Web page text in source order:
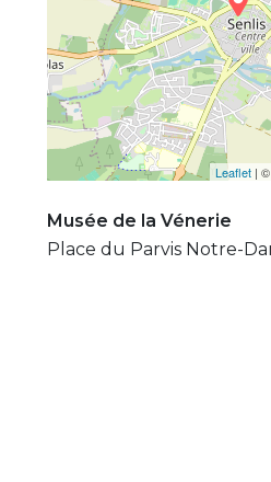
Leaflet | ©
Musée de la Vénerie
Place du Parvis Notre-